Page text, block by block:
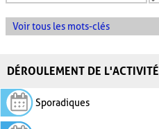
Voir tous les mots-clés
DÉROULEMENT DE L'ACTIVITÉ
Sporadiques